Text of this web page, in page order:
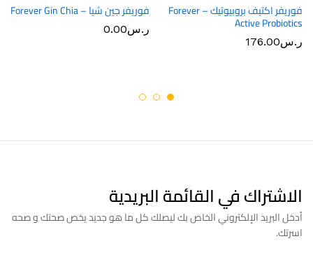
فوريفر اكتيف بروبيوتيك – Forever
Active Probiotics
ر.س176.00
فوريفر جين شيا – Forever Gin Chia
ر.س0.00
الاشتراك في القائمة البريدية
أدخل البريد الإلكتروني الخاص بك ليصلك كل ما هو جديد يخص صحتك و صحه
اسرتك.